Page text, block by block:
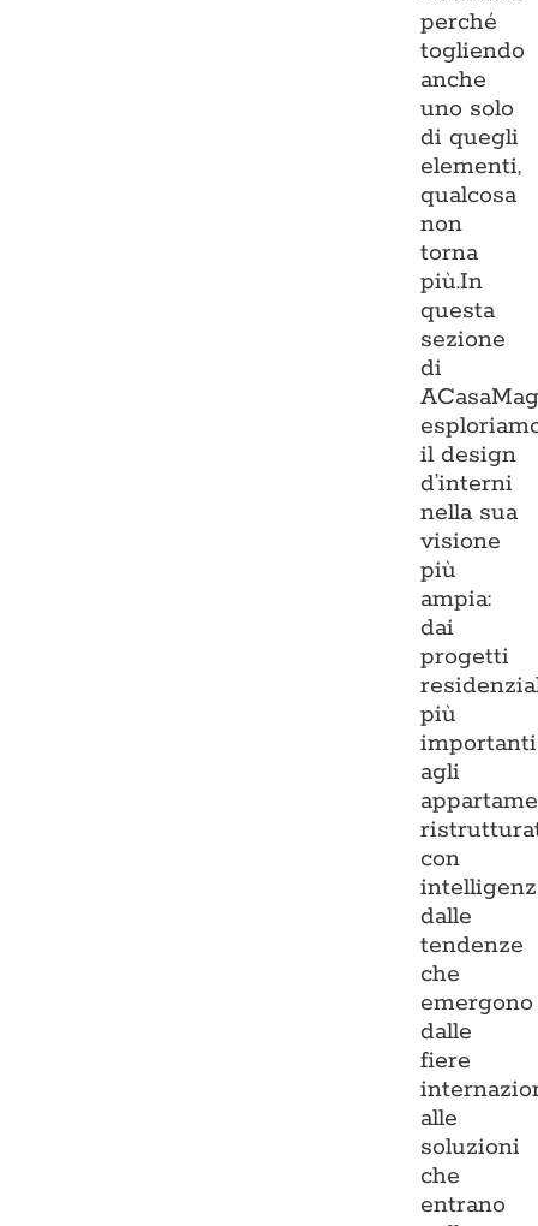
perché
togliendo
anche
uno solo
di quegli
elementi,
qualcosa
non
torna
più.In
questa
sezione
di
il design
d’interni
nella sua
visione
più
ampia:
dai
progetti
più
importanti
agli
con
dalle
tendenze
che
emergono
dalle
fiere
alle
soluzioni
che
entrano